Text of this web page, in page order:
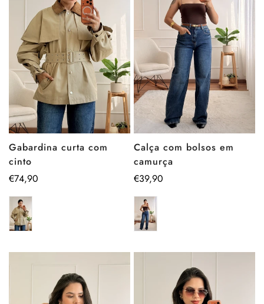
Gabardina curta com
cinto
Preço
€74,90
Calça com bolsos em
camurça
Preço
€39,90